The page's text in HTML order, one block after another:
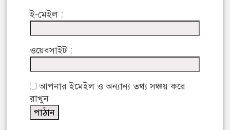
ই-মেইল :
ওয়েবসাইট :
আপনার ইমেইল ও অন্যান্য তথ্য সঞ্চয় করে
রাখুন